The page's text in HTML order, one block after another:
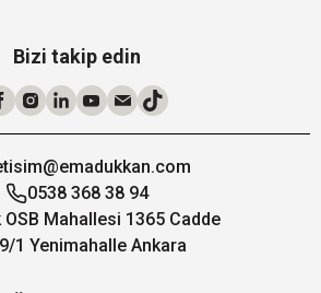
Bizi takip edin
0538 368 38 94
OSB Mahallesi 1365 Cadde
1 Yenimahalle Ankara